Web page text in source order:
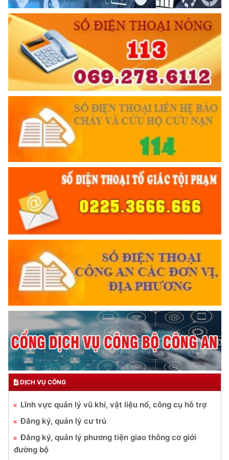
DỊCH VỤ CÔNG
Lĩnh vực quản lý vũ khí, vật liệu nổ, công cụ hỗ trợ
Đăng ký, quản lý cư trú
Đăng ký, quản lý phương tiện giao thông cơ giới
đường bộ